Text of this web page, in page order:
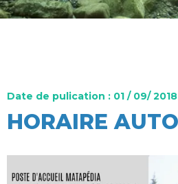
Date de pulication : 01 / 09/ 2018
HORAIRE